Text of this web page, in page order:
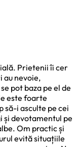
Prietenii îi cer
au nevoie,
pot baza pe el de
este foarte
să-i asculte pe cei
și devotamentul pe
Om practic și
evită situațiile